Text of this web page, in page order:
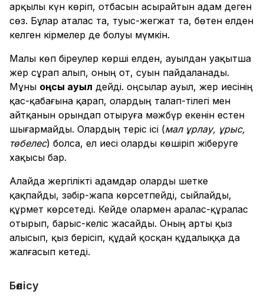
арқылы күн көріп, отбасын асырайтын адам деген
сөз. Бұлар аталас та, туыс-жегжат та, бөтен елден
келген кірмелер де болуы мүмкін.
Малы көп біреулер көрші елден, ауылдан уақытша
жер сұрап алып, оның от, суын пайдаланады.
Мұны қоңсы ауыл дейді. Қоңсылар ауыл, жер иесінің
қас-қабағына қарап, олардың талап-тілегі мен
айтқанын орындап отыруға мәжбүр екенін естен
шығармайды. Олардың теріс ісі (мал ұрлау, ұрыс,
төбелес) болса, ел иесі оларды көшіріп жіберуге
хақысы бар.
Алайда жергілікті адамдар оларды шетке
қақпайды, зәбір-жапа көрсетпейді, сыйлайды,
құрмет көрсетеді. Кейде олармен аралас-құралас
отырып, барыс-келіс жасайды. Оның арты қыз
алысып, қыз берісіп, құдай қосқан құдалыққа да
жалғасып кетеді.
Бөлісу